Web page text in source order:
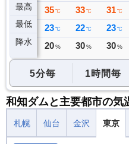
最高
最低
降水
35 ℃
25 ℃
0 ミリ
35 ℃
23 ℃
20 %
33 ℃
22 ℃
30 %
31 ℃
23 ℃
30 %
5分毎 1時間毎
和知ダムと主要都市の気
札幌 仙台 金沢 東京